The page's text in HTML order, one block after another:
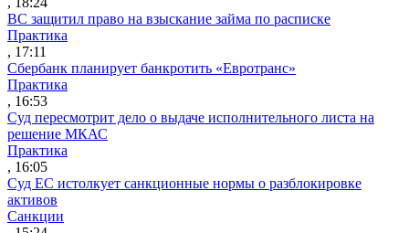
ВС защитил право на взыскание займа по расписке
Практика
, 17:11
Сбербанк планирует банкротить «Евротранс»
Практика
, 16:53
Суд пересмотрит дело о выдаче исполнительного листа на
решение МКАС
Практика
, 16:05
Суд ЕС истолкует санкционные нормы о разблокировке
активов
Санкции